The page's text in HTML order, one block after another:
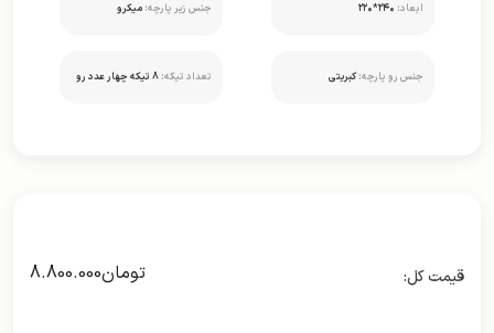
ابعاد: ۲۴۰*۲۲۰ جنس زیر پارچه: میکرو
جنس رو پارچه:کبریتی تعداد تیکه: 8 تیکه چهار عدد رو
تومان8.800.000